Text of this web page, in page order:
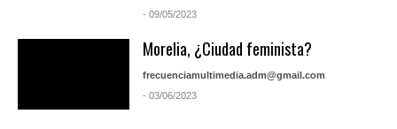
- 09/05/2023
Morelia, ¿Ciudad feminista?
frecuenciamultimedia.adm@gmail.com
- 03/06/2023